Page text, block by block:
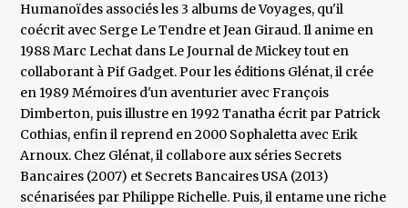
Humanoïdes associés les 3 albums de Voyages, qu'il
coécrit avec Serge Le Tendre et Jean Giraud. Il anime en
1988 Marc Lechat dans Le Journal de Mickey tout en
collaborant à Pif Gadget. Pour les éditions Glénat, il crée
en 1989 Mémoires d'un aventurier avec François
Dimberton, puis illustre en 1992 Tanatha écrit par Patrick
Cothias, enfin il reprend en 2000 Sophaletta avec Erik
Arnoux. Chez Glénat, il collabore aux séries Secrets
Bancaires (2007) et Secrets Bancaires USA (2013)
scénarisées par Philippe Richelle. Puis, il entame une riche